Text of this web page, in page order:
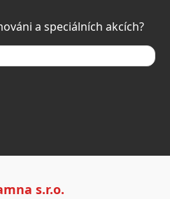
a speciálních akcích?
s.r.o.